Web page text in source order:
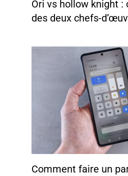
Ori vs hollow knight :
des deux chefs-
Comment faire un